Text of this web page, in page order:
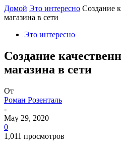
Домой Это интересно Создание
магазина в сети
Это интересно
Создание
магазина в сети
От
Роман Розенталь
-
May 29, 2020
0
1,011 просмотров